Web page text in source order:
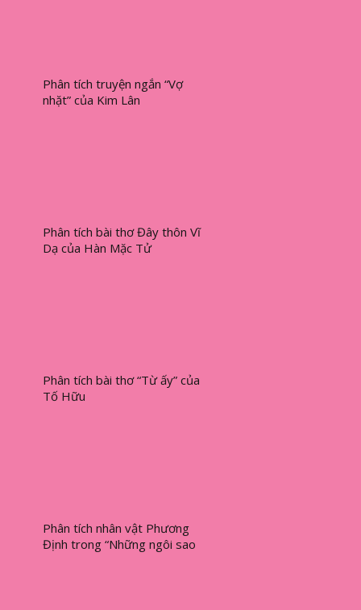
Phân tích truyện ngắn “Vợ
nhặt” của Kim Lân
Phân tích bài thơ Đây thôn Vĩ
Dạ của Hàn Mặc Tử
Phân tích bài thơ “Từ ấy” của
Tố Hữu
Phân tích nhân vật Phương
Định trong “Những ngôi sao